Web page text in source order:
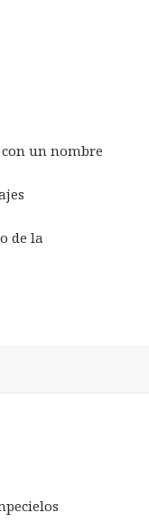
con un nombre
de la